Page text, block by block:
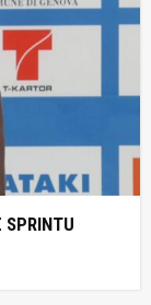
SPRINTU